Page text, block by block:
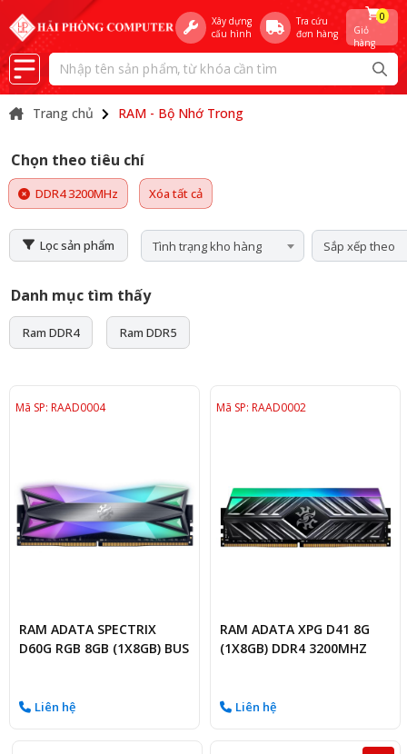
Xây dựng
cấu hình
Tra cứu
đơn hàng
Giỏ
hàng
0
Trang chủ RAM - Bộ Nhớ Trong
Chọn theo tiêu chí
DDR4 3200MHz Xóa tất cả
Lọc sản phẩm Tình trạng kho hàng Sắp xếp theo
Danh mục tìm thấy
Ram DDR4 Ram DDR5
Mã SP: RAAD0004
RAM ADATA SPECTRIX
D60G RGB 8GB (1X8GB) BUS
Liên hệ
Mã SP: RAAD0002
RAM ADATA XPG D41 8G
(1X8GB) DDR4 3200MHZ
Liên hệ